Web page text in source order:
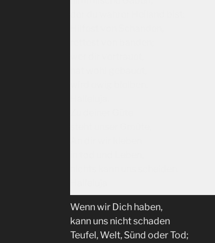
Wenn wir Dich haben,
kann uns nicht schaden
Teufel, Welt, Sünd oder Tod;